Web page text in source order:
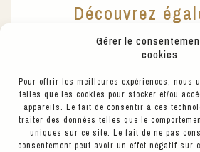
Gérer le
cookies
Pour offrir les meilleures expériences, nous
telles que les cookies pour stocker et/ou
appareils. Le fait de consentir à ces
traiter des données telles que le
uniques sur ce site. Le fait de ne pas
consentement peut avoir un effet négatif sur
Découvrez
Chez Hyppairs, chaque
pour durer et s’associer
Explorez notre sélection
tenues complètes, entre
engagement. A voir ou
boutique Place